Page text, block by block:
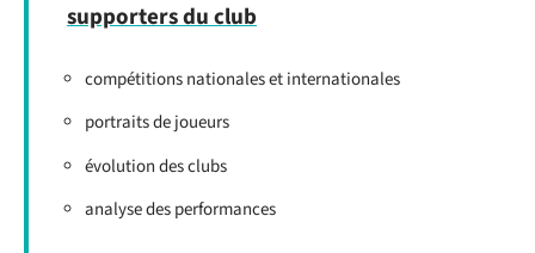
supporters du club
compétitions nationales et internationales
portraits de joueurs
évolution des clubs
analyse des performances